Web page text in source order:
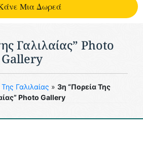
Μια Δωρεά
Γαλιλαίας” Photo
Gallery
Γαλιλαίας » 3η “Πορεία Της
Photo Gallery